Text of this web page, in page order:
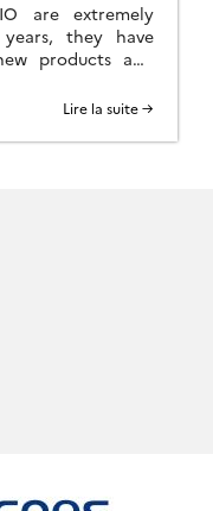
are extremely
they have
products and
develop and
data for the
Lire la suite →